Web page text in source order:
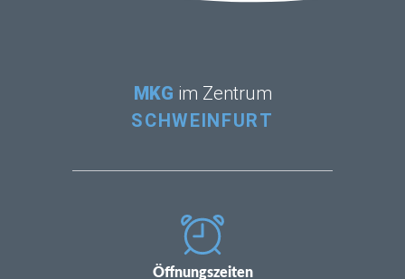
MKG im Zentrum
SCHWEINFURT
Öffnungszeiten